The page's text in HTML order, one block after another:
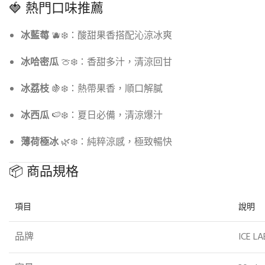
🍓 熱門口味推薦
冰藍莓🫐❄️：酸甜果香搭配沁涼冰爽
冰哈密瓜🍈❄️：香甜多汁，清涼回甘
冰荔枝🍇❄️：熱帶果香，順口解膩
冰西瓜🍉❄️：夏日必備，清涼爆汁
薄荷極冰🌿❄️：純粹涼感，極致暢快
📦 商品規格
項目 說明
品牌 ICE